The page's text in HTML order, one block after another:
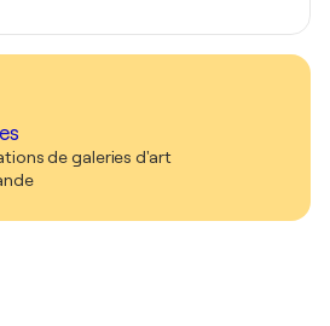
de galeries d'art